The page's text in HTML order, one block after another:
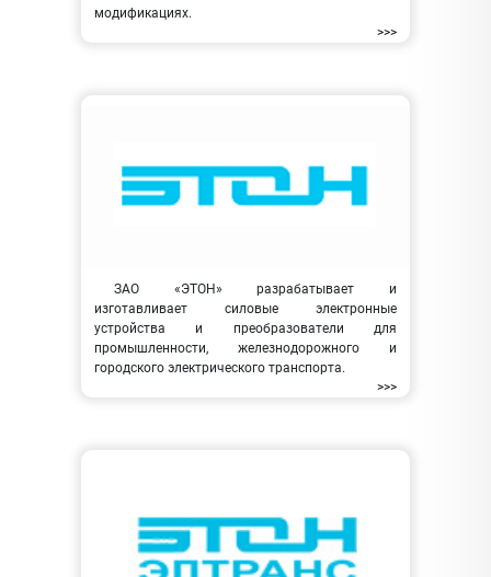
модификациях.
>>>
ЗАО «ЭТОН» разрабатывает и
изготавливает силовые электронные
устройства и преобразователи для
промышленности, железнодорожного и
городского электрического транспорта.
>>>